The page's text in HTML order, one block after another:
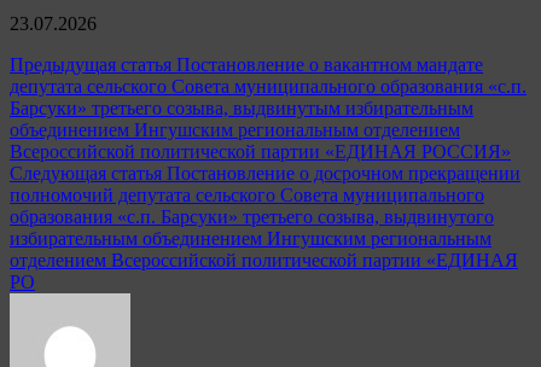
23.07.2026
Навигация
по
записям
Предыдущая статья Постановление о вакантном мандате
депутата сельского Совета муниципального образования «с.п.
Барсуки» третьего созыва, выдвинутым избирательным
объединением Ингушским региональным отделением
Всероссийской политической партии «ЕДИНАЯ РОССИЯ»
Следующая статья Постановление о досрочном прекращении
полномочий депутата сельского Совета муниципального
образования «с.п. Барсуки» третьего созыва, выдвинутого
избирательным объединением Ингушским региональным
отделением Всероссийской политической партии «ЕДИНАЯ
РО